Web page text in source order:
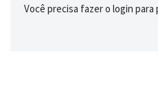
Você precisa fazer o login para